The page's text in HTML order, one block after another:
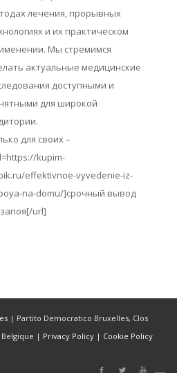
лечения, прорывных
и их практическом
Мы стремимся
актуальные медицинские
доступными и
для широкой
для своих –
kupim-
effektivnoe-vyvedenie-iz-
na-domu/]срочный вывод
url]
| Partito Democratico Bruxelles, Clos
Belgique | Privacy Policy| Cookie Policy